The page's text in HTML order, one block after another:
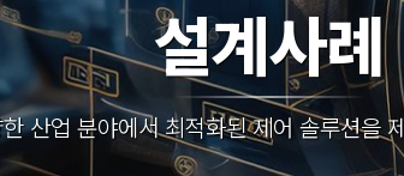
설계사례
산업 분야에서 최적화된 제어 솔루션을